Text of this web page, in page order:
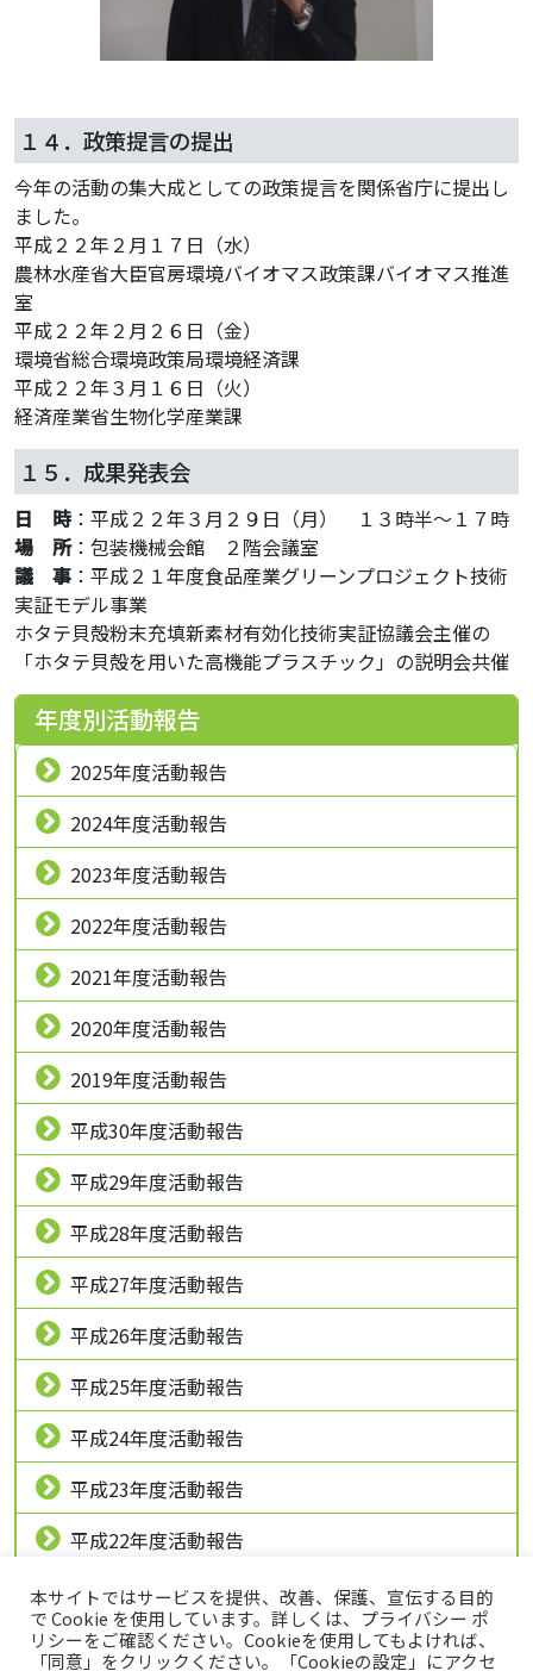
１４．政策提言の提出
今年の活動の集大成としての政策提言を関係省庁に提出し
ました。
平成２２年２月１７日（水）
農林水産省大臣官房環境バイオマス政策課バイオマス推進
室
平成２２年２月２６日（金）
環境省総合環境政策局環境経済課
平成２２年３月１６日（火）
経済産業省生物化学産業課
１５．成果発表会
日 時：平成２２年３月２９日（月） １３時半～１７時
場 所：包装機械会館 ２階会議室
議 事 ：平成２１年度食品産業グリーンプロジェクト技術
実証モデル事業
ホタテ貝殻粉末充填新素材有効化技術実証協議会主催の
「ホタテ貝殻を用いた高機能プラスチック」の説明会共催
年度別活動報告
2025年度活動報告
2024年度活動報告
2023年度活動報告
2022年度活動報告
2021年度活動報告
2020年度活動報告
2019年度活動報告
平成30年度活動報告
平成29年度活動報告
平成28年度活動報告
平成27年度活動報告
平成26年度活動報告
平成25年度活動報告
平成24年度活動報告
平成23年度活動報告
平成22年度活動報告
平成21年度活動報告
本サイトではサービスを提供、改善、保護、宣伝する目的
で Cookie を使用しています。詳しくは、プライバシー ポ
リシーをご確認ください。Cookieを使用してもよければ、
「同意」をクリックください。「Cookieの設定」にアクセ